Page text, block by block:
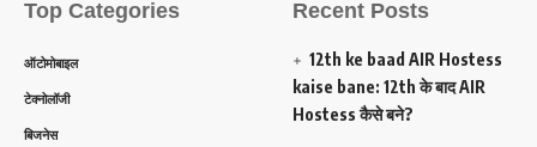
Top Categories
ऑटोमोबाइल
टेक्नोलॉजी
बिजनेस
Recent Posts
12th ke baad AIR Hostess
kaise bane: 12th के बाद AIR
Hostess कैसे बने?